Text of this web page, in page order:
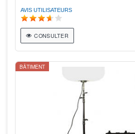
AVIS UTILISATEURS
CONSULTER
BÂTIMENT